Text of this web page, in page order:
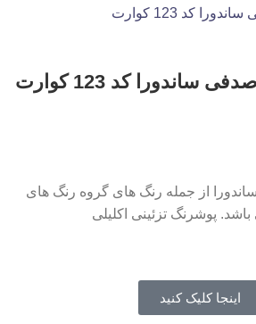
کد 123 کوارت
از جمله رنگ های گروه رنگ های
باشد. پوشرنگ تزئینی اکلیلی
اینجا کلیک کنید